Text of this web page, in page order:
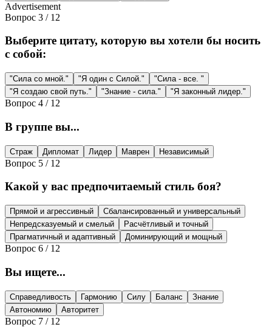
Advertisement
Вопрос 3 / 12
Выберите цитату, которую вы хотели бы носить
с собой:
"Сила со мной." "Я один с Силой."
"Сила - все. "
"Я создаю свой путь."
"Знание - сила." "Я законный лидер."
Вопрос 4 / 12
В группе вы...
Страж Дипломат Лидер Маврен Независимый
Вопрос 5 / 12
Какой у вас предпочитаемый стиль боя?
Прямой и агрессивный
Сбалансированный и универсальный
Непредсказуемый и смелый
Расчётливый и точный
Прагматичный и адаптивный
Доминирующий и мощный
Вопрос 6 / 12
Вы ищете...
Справедливость Гармонию Силу Баланс
Знание
Автономию
Авторитет
Вопрос 7 / 12